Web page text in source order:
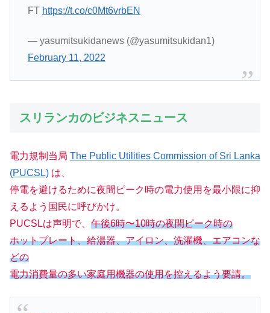
FT https://t.co/c0Mt6vrbEN
— yasumitsukidanews (@yasumitsukidan1)
February 11, 2022
スリランカのビジネスニュース
電力規制当局 The Public Utilities Commission of Sri Lanka
(PUCSL) は、
停電を避けるために夜間ピーク時の電力使用を最小限に抑
えるよう国民に呼びかけ。
PUCSLは声明で、 午後6時〜10時の夜間ピーク時の
ホットプレート、給湯器、アイロン、洗濯機、エアコンな
どの
電力消費量の多い家庭用機器の使用を控えるよう要請。